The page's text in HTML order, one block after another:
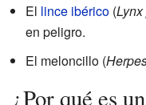
El lince ibérico (
en peligro.
El meloncillo (
¿Por qué es